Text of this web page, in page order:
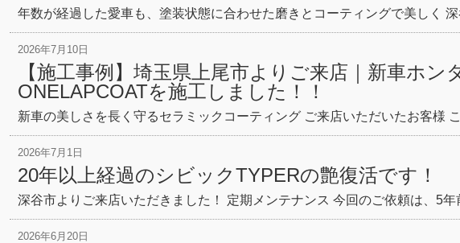
年数が経過した愛車も、塗装状態に合わせた磨きとコーティングで美しく
2026年7月10日
【施工事例】埼玉県上尾市よりご来店｜新車ホン
ONELAPCOATを施工しました！！
新車の美しさを長く守るセラミックコーティング ご来店いただいたお客様
2026年7月1日
20年以上経過のシビックTYPERの艶復活です！
深谷市よりご来店いただきました！ 定期メンテナンス 今回のご依頼は、5
2026年6月20日